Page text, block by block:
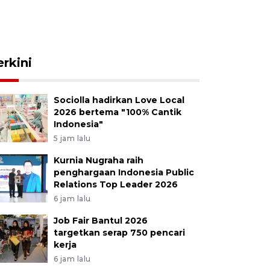
Sociolla hadirkan Love Local
2026 bertema "100% Cantik
Indonesia"
5 jam lalu
Kurnia Nugraha raih
penghargaan Indonesia Public
Relations Top Leader 2026
6 jam lalu
Job Fair Bantul 2026
targetkan serap 750 pencari
kerja
6 jam lalu